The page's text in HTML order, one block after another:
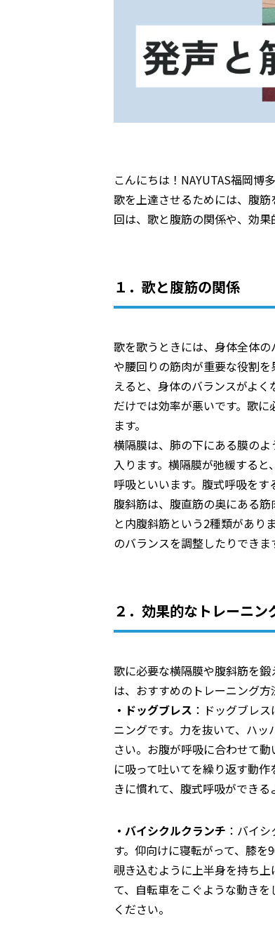
こんにちは！NAYUTAS福岡博
歌を上達させるためには、腹
回は、歌と腹筋の関係や、効果
１．歌と腹筋の関係
歌を歌うときには、身体全体
や腰回りの筋肉が重要な役割
えると、身体のバランスがよ
だけでは効率が悪いです。歌
ます。
横隔膜は、肺の下にある膜の
入ります。横隔膜が弛緩する
呼吸といいます。腹式呼吸をす
腹斜筋は、腹直筋の奥にある
と内腹斜筋という2種類があり
のバランスを調整したりできま
２．効果的なトレーニン
歌に必要な横隔膜や腹斜筋を
は、おすすめのトレーニング方
・ドッグブレス ：ドッグブレ
ニングです。力を抜いて、ハ
さい。お腹が呼吸に合わせて
に吸って吐いてを繰り返す動
きに慣れて、腹式呼吸ができる
・バイシクルクランチ ：バイ
す。仰向けに寝転がって、膝
覗き込むように上半身を持ち
て、自転車をこぐような動き
ください。